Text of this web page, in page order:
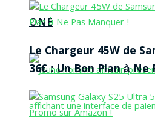
ONE
Le Chargeur 45W de
36€ : Un Bon Plan à